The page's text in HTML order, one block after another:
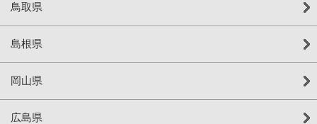
鳥取県
島根県
岡山県
広島県